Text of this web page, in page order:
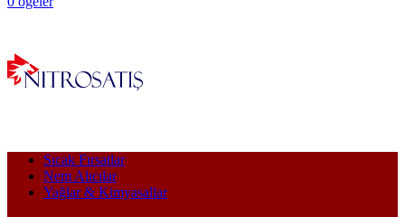
Sıcak Fırsatlar
Nem Alıcılar
Yağlar & Kimyasallar